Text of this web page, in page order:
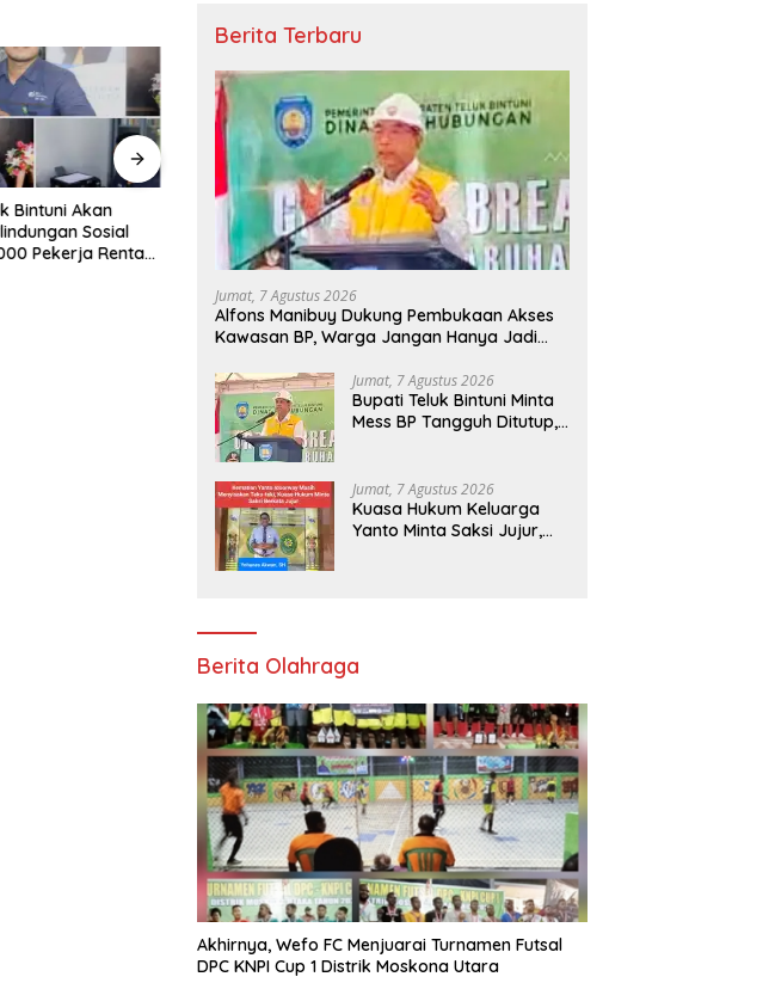
Bintuni Akan
Sosial
Pekerja Rentan
Bupati Bintuni: Kerja Sama
Pemda dengan Kejaksaan Di
Bidang Hukum Perdata dan
Tata Usaha Negara Berikan
Kepastian Hukum
Bupati Bintuni Yohanis Manibuy
Buka Sosialisasi Penggunaan
Tanda Tangan Elektronik
Berita Terbaru
Jumat, 7 Agustus 2026
Alfons Manibuy Dukung Pembukaan Akses
Kawasan BP, Warga Jangan Hanya Jadi
Jumat, 7 Agustus 2026
Bupati Teluk Bintuni Minta
Mess BP Tangguh Ditutup,
Jumat, 7 Agustus 2026
Kuasa Hukum Keluarga
Yanto Minta Saksi Jujur,
Berita Olahraga
Akhirnya, Wefo FC Menjuarai Turnamen Futsal
DPC KNPI Cup 1 Distrik Moskona Utara